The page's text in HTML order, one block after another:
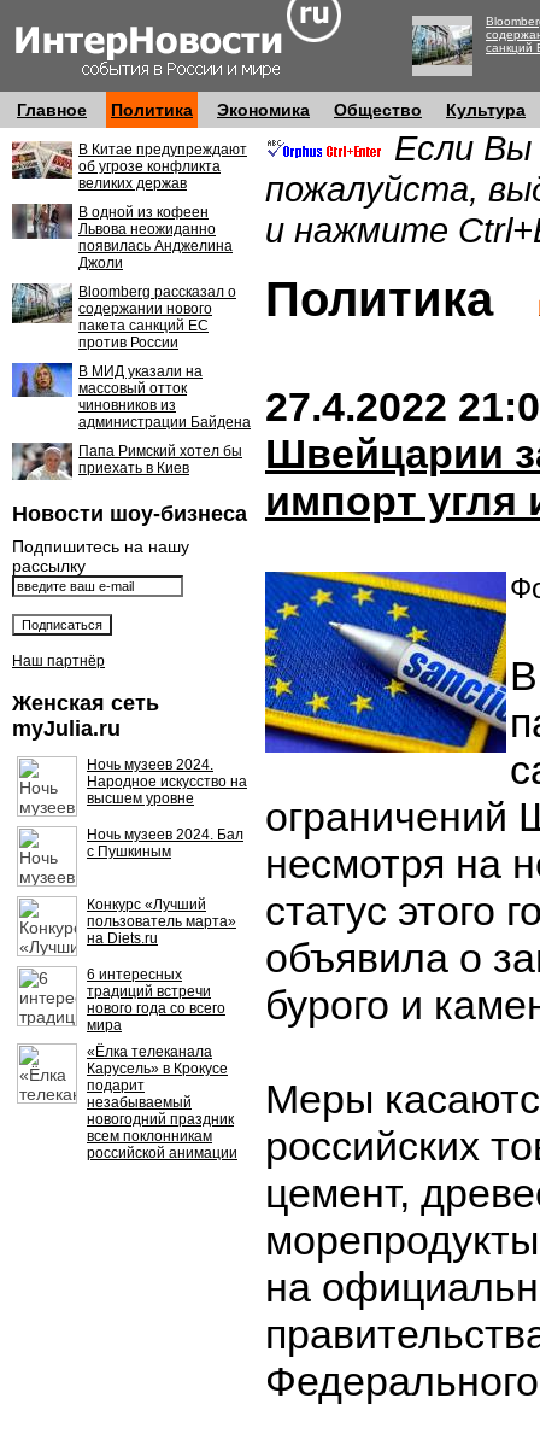
санкций
Главное Политика Экономика Общество Культура
В Китае предупреждают
об угрозе конфликта
великих держав
В одной из кофеен
Львова неожиданно
появилась Анджелина
Джоли
Bloomberg рассказал о
содержании нового
пакета санкций ЕС
против России
В МИД указали на
массовый отток
чиновников из
администрации Байдена
Папа Римский хотел бы
приехать в Киев
Новости шоу-бизнеса
Подпишитесь на нашу
рассылку
Наш партнёр
Женская сеть
myJulia.ru
Ночь музеев 2024.
Народное искусство на
высшем уровне
Ночь музеев 2024. Бал
с Пушкиным
Конкурс «Лучший
пользователь марта»
на Diets.ru
6 интересных
традиций встречи
нового года со всего
мира
«Ёлка телеканала
Карусель» в Крокусе
подарит
незабываемый
новогодний праздник
всем поклонникам
российской анимации
Если Вы
пожалуйста,
и нажмите
Политика
27.4.2022
Швейцарии
импорт угля
ограничений
несмотря на
статус этого
объявила о
бурого и
Меры
российских
цемент,
на